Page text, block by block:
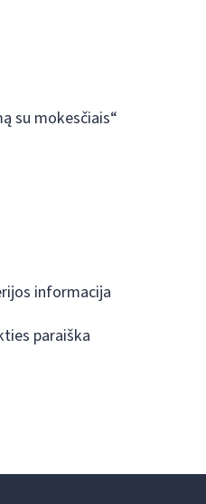
su mokesčiais“
informacija
paraiška